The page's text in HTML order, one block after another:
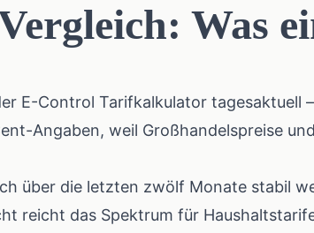
Was
E-Control Tarifkalkulator tagesaktuell
Angaben, weil Großhandelspreise
über die letzten zwölf Monate stabil
reicht das Spektrum für